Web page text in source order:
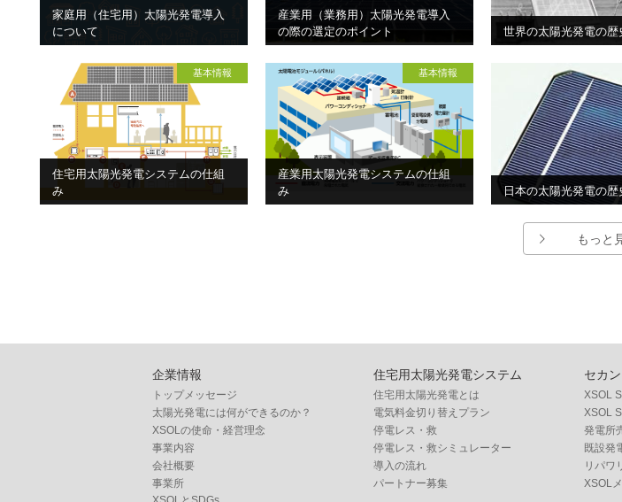
家庭用（住宅用）太陽光発電導入
について
産業用（業務用）太陽光発電導入
の際の選定のポイント
世界の太陽光発電の歴
基本情報
住宅用太陽光発電システムの仕組
み
基本情報
産業用太陽光発電システムの仕組
み
日本の太陽光発電の歴
もっと
企業情報
トップメッセージ
太陽光発電には何ができるのか？
XSOLの使命・経営理念
事業内容
会社概要
事業所
住宅用太陽光発電システム
住宅用太陽光発電とは
電気料金切り替えプラン
停電レス・救
停電レス・救シミュレーター
導入の流れ
パートナー募集
セカ
XSOL
XSOL
発電所
既設発
リパワ
XSOL